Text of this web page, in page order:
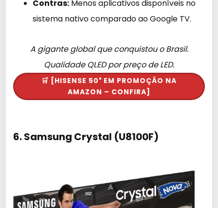
Contras: Menos aplicativos disponíveis no
sistema nativo comparado ao Google TV.
A gigante global que conquistou o Brasil.
Qualidade QLED por preço de LED.
🛒 [HISENSE 50″ EM PROMOÇÃO NA
AMAZON – CONFIRA]
6. Samsung Crystal (U8100F)